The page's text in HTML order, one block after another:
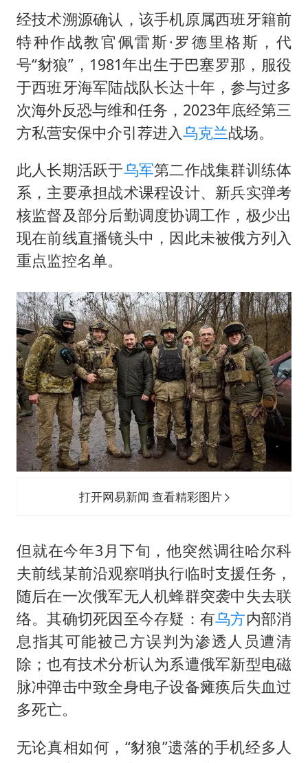
经技术溯源确认，该手机原属西班牙籍前
特种作战教官佩雷斯·罗德里格斯，代
号“豺狼”，1981年出生于巴塞罗那，服役
于西班牙海军陆战队长达十年，参与过多
次海外反恐与维和任务，2023年底经第三
方私营安保中介引荐进入乌克兰战场。
此人长期活跃于乌军第二作战集群训练体
系，主要承担战术课程设计、新兵实弹考
核监督及部分后勤调度协调工作，极少出
现在前线直播镜头中，因此未被俄方列入
重点监控名单。
打开网易新闻 查看精彩图片
但就在今年3月下旬，他突然调往哈尔科
夫前线某前沿观察哨执行临时支援任务，
随后在一次俄军无人机蜂群突袭中失去联
络。其确切死因至今存疑：有乌方内部消
息指其可能被己方误判为渗透人员遭清
除；也有技术分析认为系遭俄军新型电磁
脉冲弹击中致全身电子设备瘫痪后失血过
多死亡。
无论真相如何，“豺狼”遗落的手机经多人